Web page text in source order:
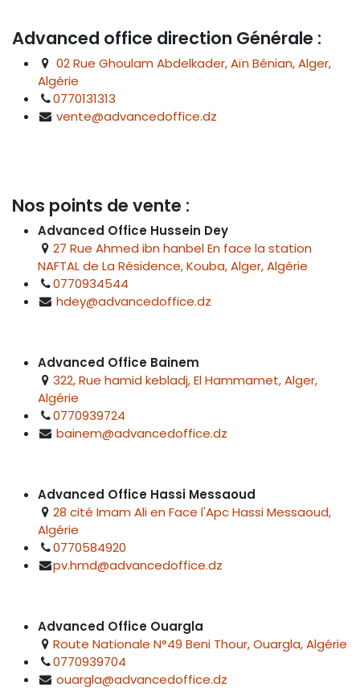
Advanced office direction Générale :
02 Rue Ghoulam Abdelkader, Aïn Bénian, Alger,
Algérie
0770131313
vente@advancedoffice.dz
Nos points de vente :
Advanced Office Hussein Dey
27 Rue Ahmed ibn hanbel En face la station
NAFTAL de La Résidence, Kouba, Alger, Algérie
0770934544
hdey@advancedoffice.dz
Advanced Office Bainem
322, Rue hamid kebladj, El Hammamet, Alger,
Algérie
0770939724
bainem@advancedoffice.dz
Advanced Office Hassi Messaoud
28 cité Imam Ali en Face l'Apc Hassi Messaoud,
Algérie
0770584920
pv.hmd@advancedoffice.dz
Advanced Office Ouargla
Route Nationale N°49 Beni Thour, Ouargla, Algérie
0770939704
ouargla@advancedoffice.dz